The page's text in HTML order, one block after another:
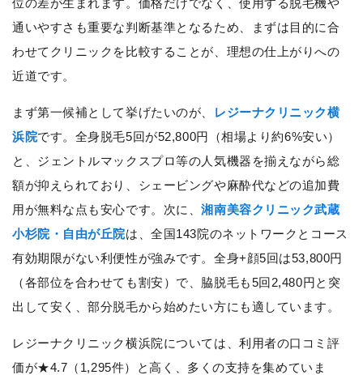
通いやすさも重要な判断基準となるため、まずは目的に合
わせてクリニックを比較することが、理想の仕上がりへの
近道です。
まず第一候補として挙げたいのが、
レジーナクリニック横
浜院です。全身脱毛5回が52,800円（相場より約6%安い）
と、ジェントルマックスプロ等の人気機器を揃えながら総
額が抑えられており、シェービングや麻酔代などの追加費
用が無料な点も安心です。次に、湘南美容クリニック武蔵
小杉院・自由が丘院は、全国143院のネットワークとコース
有効期限がない利便性が強みです。全身+顔5回は53,800円
（各部位を合わせても割安）で、脇脱毛も5回2,480円と突
出して安く、部分脱毛から始めたい方にも適しています。
レジーナクリニック横浜院については、利用者の口コミ評
価が★4.7（1,295件）と高く、多くの支持を集めていま